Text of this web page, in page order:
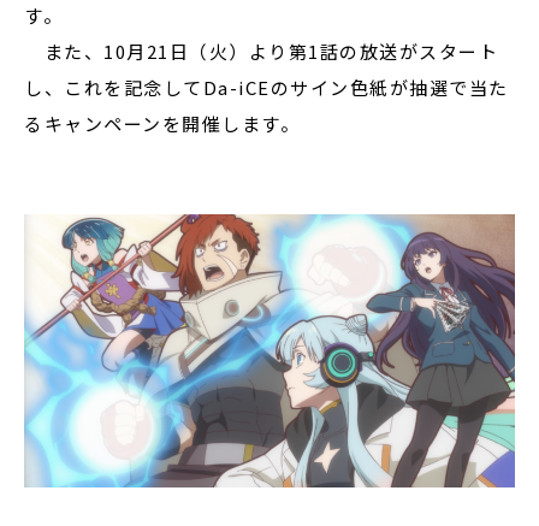
す。
また、10月21日（火）より第1話の放送がスタート
し、これを記念してDa-iCEのサイン色紙が抽選で当た
るキャンペーンを開催します。